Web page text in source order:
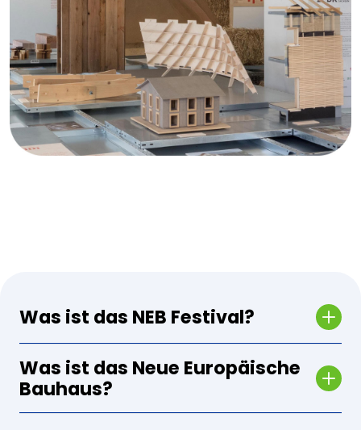
Was ist das NEB Festival?
Was ist das Neue Europäische
Bauhaus?